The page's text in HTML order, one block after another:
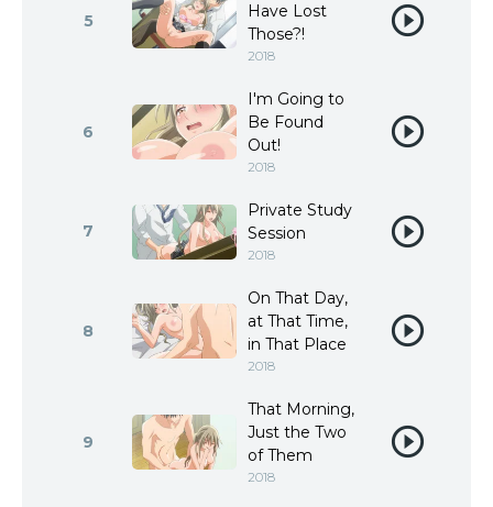
5
Have Lost
Those?!
2018
6
I'm Going to
Be Found
Out!
2018
7
Private Study
Session
2018
8
On That Day,
at That Time,
in That Place
2018
9
That Morning,
Just the Two
of Them
2018